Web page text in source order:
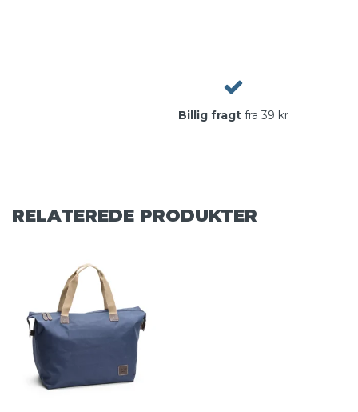
Billig fragtfra 39 kr
RELATEREDE PRODUKTER